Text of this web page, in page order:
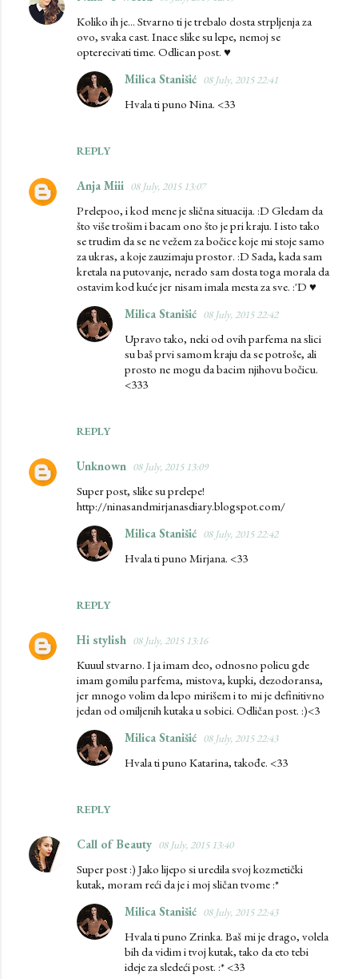
Koliko ih je... Stvarno ti je trebalo dosta strpljenja za
ovo, svaka cast. Inace slike su lepe, nemoj se
opterecivati time. Odlican post. ♥
REPLY
Milica Stanišić 08 July, 2015 22:41
Hvala ti puno Nina. <33
Anja Miii 08 July, 2015 13:07
Prelepoo, i kod mene je slična situacija. :D Gledam da
što više trošim i bacam ono što je pri kraju. I isto tako
se trudim da se ne vežem za bočice koje mi stoje samo
za ukras, a koje zauzimaju prostor. :D Sada, kada sam
kretala na putovanje, nerado sam dosta toga morala da
ostavim kod kuće jer nisam imala mesta za sve. :'D ♥
REPLY
Milica Stanišić 08 July, 2015 22:42
Upravo tako, neki od ovih parfema na slici
su baš prvi samom kraju da se potroše, ali
prosto ne mogu da bacim njihovu bočicu.
<333
Unknown 08 July, 2015 13:09
Super post, slike su prelepe!
http://ninasandmirjanasdiary.blogspot.com/
REPLY
Milica Stanišić 08 July, 2015 22:42
Hvala ti puno Mirjana. <33
Hi stylish 08 July, 2015 13:16
Kuuul stvarno. I ja imam deo, odnosno policu gde
imam gomilu parfema, mistova, kupki, dezodoransa,
jer mnogo volim da lepo mirišem i to mi je definitivno
jedan od omiljenih kutaka u sobici. Odličan post. :)<3
REPLY
Milica Stanišić 08 July, 2015 22:43
Hvala ti puno Katarina, takođe. <33
Call of Beauty 08 July, 2015 13:40
Super post :) Jako lijepo si uredila svoj kozmetički
kutak, moram reći da je i moj sličan tvome :*
Milica Stanišić 08 July, 2015 22:43
Hvala ti puno Zrinka. Baš mi je drago, volela
bih da vidim i tvoj kutak, tako da eto tebi
ideje za sledeći post. :* <33